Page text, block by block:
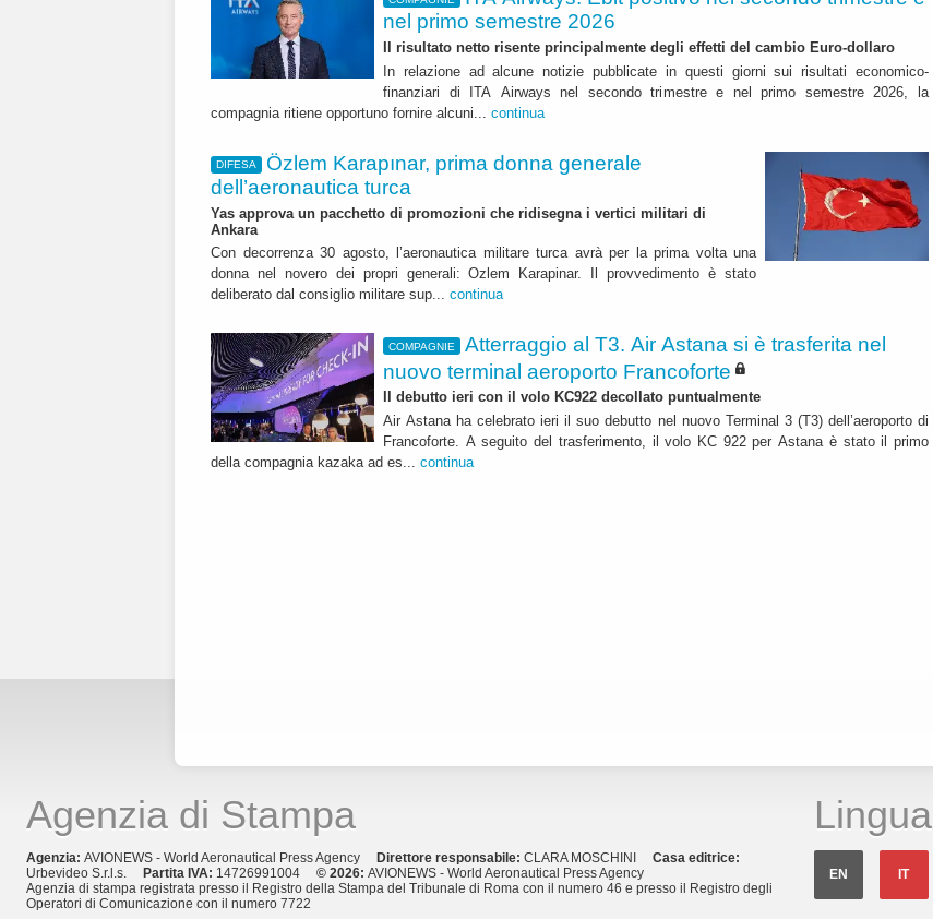
nel primo semestre 2026
Il risultato netto risente principalmente degli effetti del cambio Euro-dollaro
In relazione ad alcune notizie pubblicate in questi giorni sui risultati economico-
finanziari di ITA Airways nel secondo trimestre e nel primo semestre 2026, la
compagnia ritiene opportuno fornire alcuni... continua
DIFESA
Özlem Karapınar, prima donna generale
dell’aeronautica turca
Yas approva un pacchetto di promozioni che ridisegna i vertici militari di
Ankara
Con decorrenza 30 agosto, l’aeronautica militare turca avrà per la prima volta una
donna nel novero dei propri generali: Ozlem Karapinar. Il provvedimento è stato
deliberato dal consiglio militare sup... continua
COMPAGNIE
Atterraggio al T3. Air Astana si è trasferita nel
nuovo terminal aeroporto Francoforte
Il debutto ieri con il volo KC922 decollato puntualmente
Air Astana ha celebrato ieri il suo debutto nel nuovo Terminal 3 (T3) dell’aeroporto di
Francoforte. A seguito del trasferimento, il volo KC 922 per Astana è stato il primo
della compagnia kazaka ad es... continua
Agenzia di Stampa
Agenzia: AVIONEWS - World Aeronautical Press Agency Direttore responsabile: CLARA MOSCHINI Casa editrice:
Urbevideo S.r.l.s.
Partita IVA: 14726991004 © 2026: AVIONEWS - World Aeronautical Press Agency
Agenzia di stampa registrata presso il Registro della Stampa del Tribunale di Roma con il numero 46 e presso il Registro degli
Operatori di Comunicazione con il numero 7722
Lingua
EN IT